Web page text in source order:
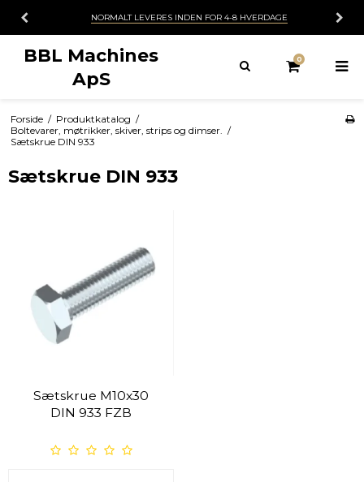
RESERVEDELSLAGER
BBL Machines
ApS
0
Forside / Produktkatalog /
Boltevarer, møtrikker, skiver, strips og dimser. /
Sætskrue DIN 933
Sætskrue DIN 933
Sætskrue M10x30
DIN 933 FZB